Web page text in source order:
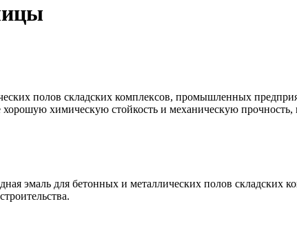
полов складских комплексов, промышленных
химическую стойкость и механическую прочность,
эмаль для бетонных и металлических полов